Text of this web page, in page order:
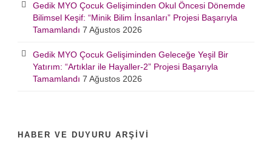
Gedik MYO Çocuk Gelişiminden Okul Öncesi Dönemde
Bilimsel Keşif: “Minik Bilim İnsanları” Projesi Başarıyla
Tamamlandı 7 Ağustos 2026
Gedik MYO Çocuk Gelişiminden Geleceğe Yeşil Bir
Yatırım: “Artıklar ile Hayaller-2” Projesi Başarıyla
Tamamlandı 7 Ağustos 2026
HABER VE DUYURU ARŞIVI